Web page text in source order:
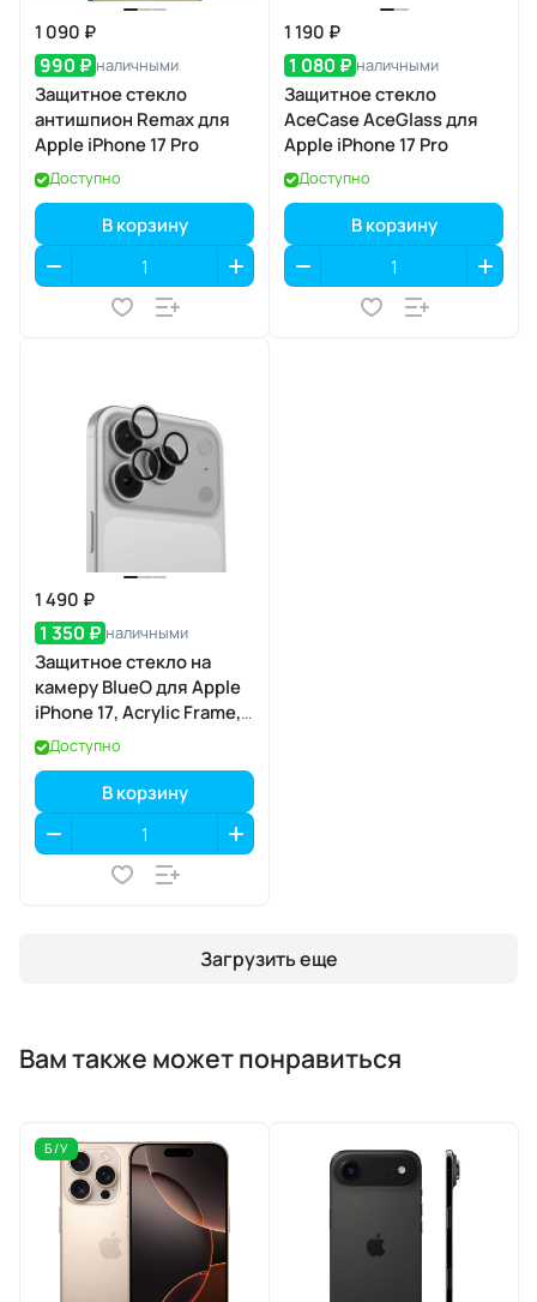
1 090 ₽
990 ₽ наличными
Защитное стекло
антишпион Remax для
Apple iPhone 17 Pro
Доступно
В корзину
1 190 ₽
1 080 ₽ наличными
Защитное стекло
AceCase AceGlass для
Apple iPhone 17 Pro
Доступно
В корзину
1 490 ₽
1 350 ₽ наличными
Защитное стекло на
камеру BlueO для Apple
iPhone 17, Acrylic Frame,
2 шт., Clear
(прозрачный), с
аппликатором
Доступно
В корзину
Загрузить еще
Вам также может понравиться
Б/У